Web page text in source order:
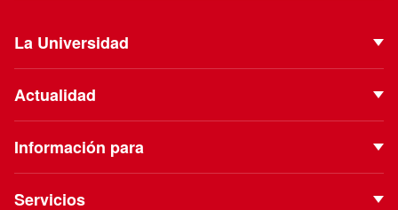
La Universidad
Proyecto Institucional
Vinculación con el Medio
ESE Business School
Actualidad
Podcast
Información para
Servicios